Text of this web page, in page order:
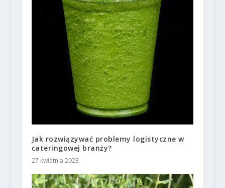
Jak rozwiązywać problemy logistyczne w
cateringowej branży?
27 kwietnia 2023